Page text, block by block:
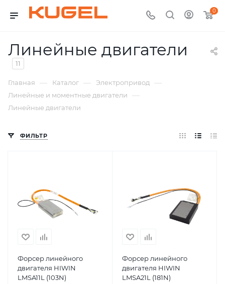
0
Линейные двигатели
11
Главная — Каталог — Электропривод —
Линейные и моментные двигатели —
Линейные двигатели
ФИЛЬТР
Форсер линейного
двигателя HIWIN
LMSA11L (103N)
Форсер линейного
двигателя HIWIN
LMSA21L (181N)